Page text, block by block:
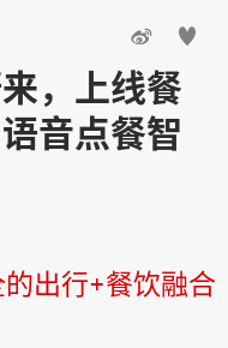
 
，上线餐
音点餐智
出行+餐饮融合